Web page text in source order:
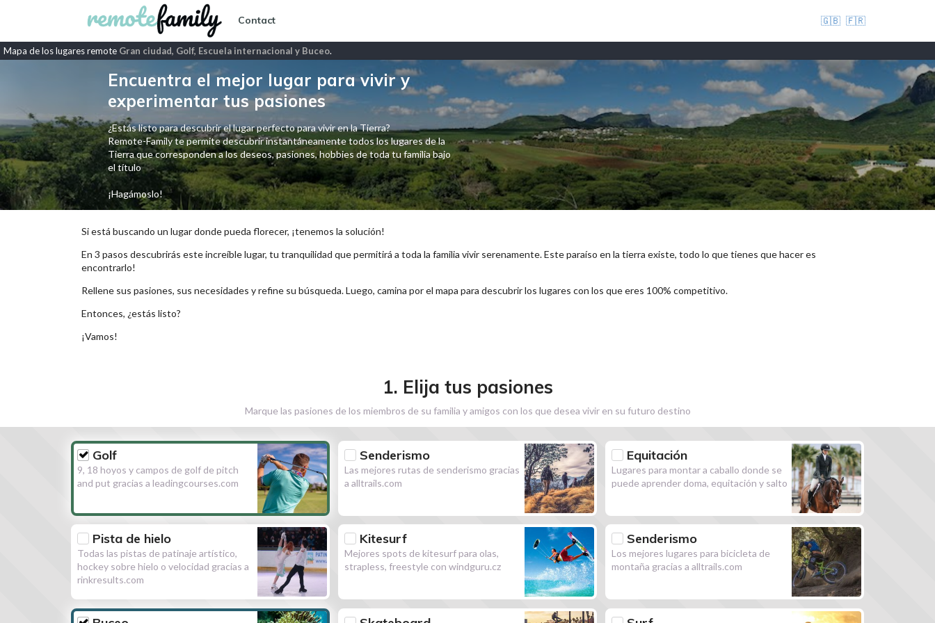
Contact 🇬🇧 🇫🇷
Mapa de los lugares remote Gran ciudad, Golf, Escuela internacional y Buceo.
Encuentra el mejor lugar para vivir y
experimentar tus pasiones
¿Estás listo para descubrir el lugar perfecto para vivir en la Tierra?
Remote-Family te permite descubrir instantáneamente todos los lugares de la
Tierra que corresponden a los deseos, pasiones, hobbies de toda tu familia bajo
el título
¡Hagámoslo!
Si está buscando un lugar donde pueda florecer, ¡tenemos la solución!
En 3 pasos descubrirás este increíble lugar, tu tranquilidad que permitirá a toda la familia vivir serenamente. Este paraíso en la tierra existe, todo lo que tienes que hacer es
encontrarlo!
Rellene sus pasiones, sus necesidades y refine su búsqueda. Luego, camina por el mapa para descubrir los lugares con los que eres 100% competitivo.
Entonces, ¿estás listo?
¡Vamos!
1. Elija tus pasiones
Marque las pasiones de los miembros de su familia y amigos con los que desea vivir en su futuro destino
Golf
9, 18 hoyos y campos de golf de pitch
and put gracias a leadingcourses.com
Senderismo
Las mejores rutas de senderismo gracias
a alltrails.com
Equitación
Lugares para montar a caballo donde se
puede aprender doma, equitación y salto
Pista de hielo
Todas las pistas de patinaje artístico,
hockey sobre hielo o velocidad gracias a
rinkresults.com
Kitesurf
Mejores spots de kitesurf para olas,
strapless, freestyle con windguru.cz
Senderismo
Los mejores lugares para bicicleta de
montaña gracias a alltrails.com